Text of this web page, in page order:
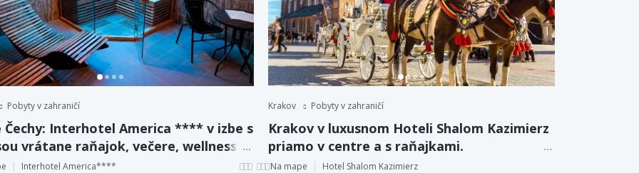
Pobyty v zahraničí
Čechy: Interhotel America **** v izbe s
vrátane raňajok, večere, wellness a
dieťa zadarmo.
Interhotel America****
Krakov Pobyty v zahraničí
Krakov v luxusnom Hoteli Shalom Kazimierz
priamo v centre a s raňajkami.
Na mape Hotel Shalom Kazimierz